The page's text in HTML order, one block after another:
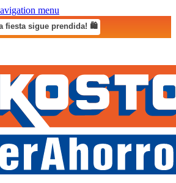
menu
fiesta sigue prendida! 🛍️